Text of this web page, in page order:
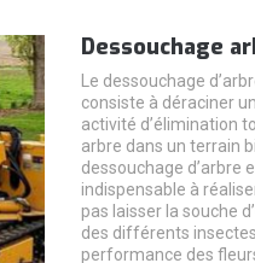
Dessouchage
Le dessouchage
consiste à déraciner
activité d’élimination
arbre dans un terrain
dessouchage d’arbre
indispensable à
pas laisser la souche
des différents
performance des